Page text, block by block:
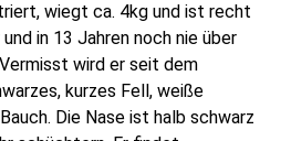
wiegt ca. 4kg und ist recht
in 13 Jahren noch nie über
wird er seit dem
kurzes Fell, weiße
Die Nase ist halb schwarz